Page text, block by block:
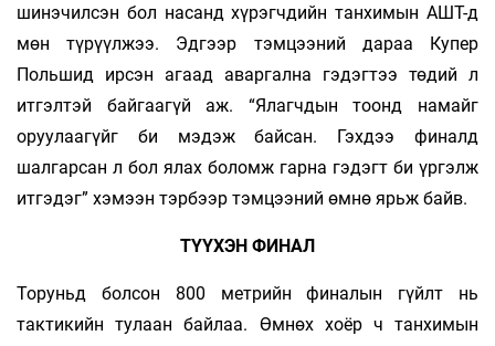
шинэчилсэн бол насанд хүрэгчдийн танхимын АШТ-д
мөн түрүүлжээ. Эдгээр тэмцээний дараа Купер
Польшид ирсэн агаад аваргална гэдэгтээ төдий л
итгэлтэй байгаагүй аж. “Ялагчдын тоонд намайг
оруулаагүйг би мэдэж байсан. Гэхдээ финалд
шалгарсан л бол ялах боломж гарна гэдэгт би үргэлж
итгэдэг” хэмээн тэрбээр тэмцээний өмнө ярьж байв.
ТҮҮХЭН ФИНАЛ
Торуньд болсон 800 метрийн финалын гүйлт нь
тактикийн тулаан байлаа. Өмнөх хоёр ч танхимын